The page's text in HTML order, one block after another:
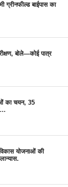
ग्रीनफील्ड बाईपास का
बोले—कोई पात्र
का चयन, 35
योजनाओं की